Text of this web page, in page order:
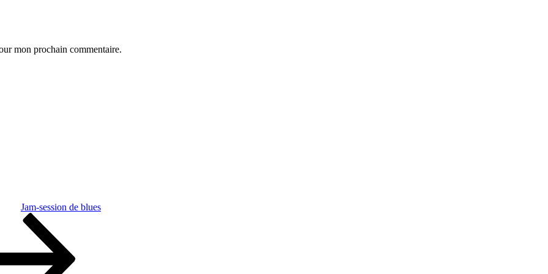
mon prochain commentaire.
Jam-session de blues